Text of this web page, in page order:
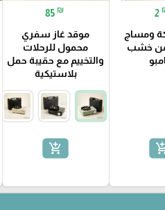
2
ومساج
من خشب
85 ₪
موقد غاز سفري
محمول للرحلات
والتخييم مع حقيبة حمل
بلاستيكية
add_shopping_cart